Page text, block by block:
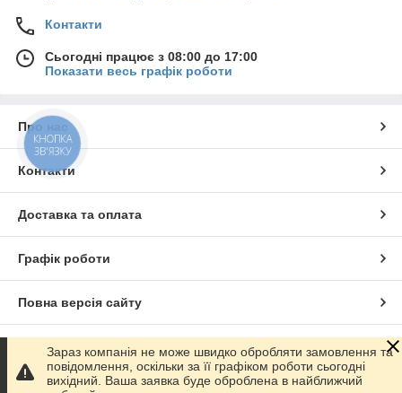
Контакти
Сьогодні працює з 08:00 до 17:00
Показати весь графік роботи
Про нас
Контакти
Доставка та оплата
Графік роботи
Повна версія сайту
Сайт створено на маркетплейсі Prom.ua
Зараз компанія не може швидко обробляти замовлення та
повідомлення, оскільки за її графіком роботи сьогодні
вихідний. Ваша заявка буде оброблена в найближчий
КНОПКА
ЗВ'ЯЗКУ